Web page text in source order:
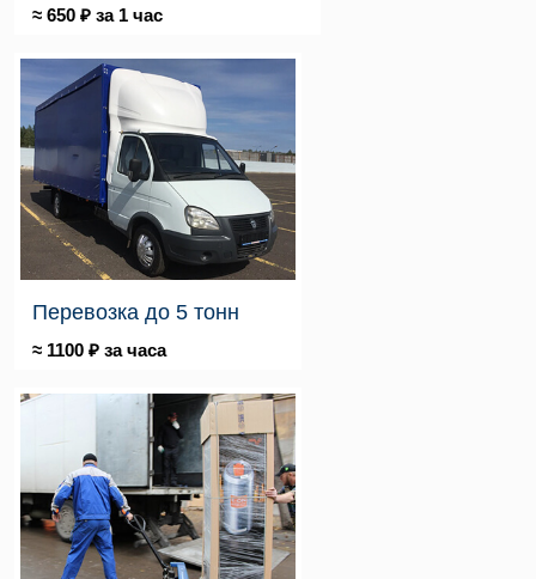
≈ 650 ₽ за 1 час
Перевозка до 5 тонн
≈ 1100 ₽ за часа